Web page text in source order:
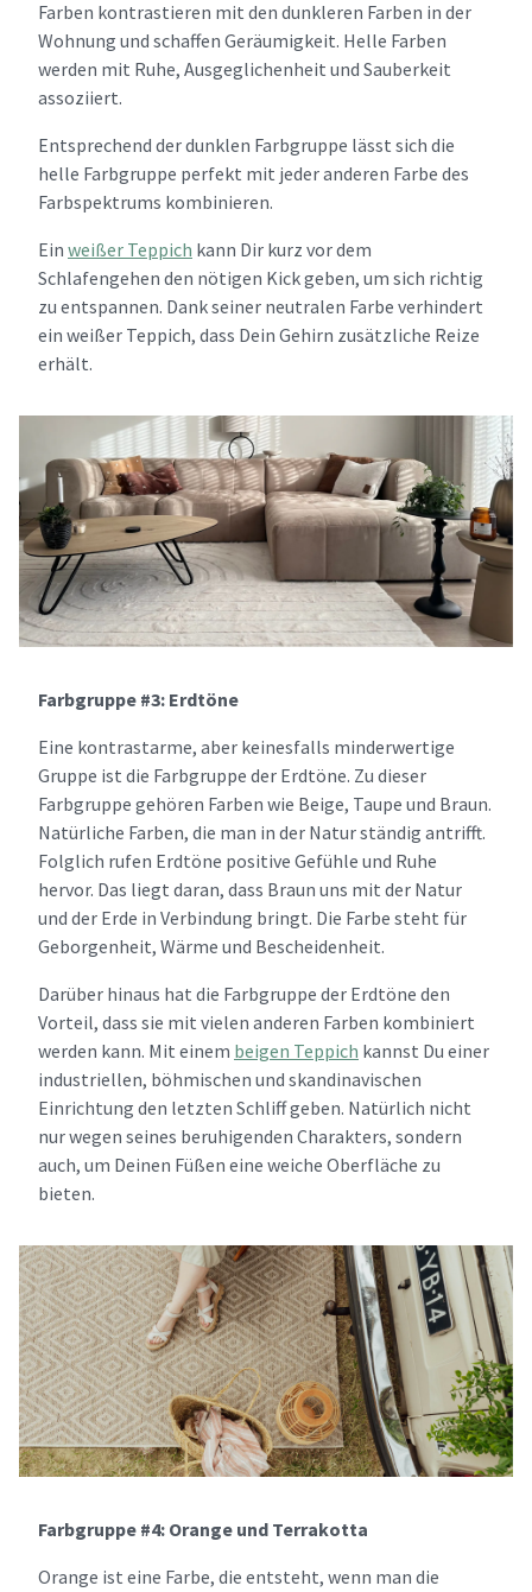
Farben kontrastieren mit den dunkleren Farben in der
Wohnung und schaffen Geräumigkeit. Helle Farben
werden mit Ruhe, Ausgeglichenheit und Sauberkeit
assoziiert.
Entsprechend der dunklen Farbgruppe lässt sich die
helle Farbgruppe perfekt mit jeder anderen Farbe des
Farbspektrums kombinieren.
Ein weißer Teppich kann Dir kurz vor dem
Schlafengehen den nötigen Kick geben, um sich richtig
zu entspannen. Dank seiner neutralen Farbe verhindert
ein weißer Teppich, dass Dein Gehirn zusätzliche Reize
erhält.
Farbgruppe #3: Erdtöne
Eine kontrastarme, aber keinesfalls minderwertige
Gruppe ist die Farbgruppe der Erdtöne. Zu dieser
Farbgruppe gehören Farben wie Beige, Taupe und Braun.
Natürliche Farben, die man in der Natur ständig antrifft.
Folglich rufen Erdtöne positive Gefühle und Ruhe
hervor. Das liegt daran, dass Braun uns mit der Natur
und der Erde in Verbindung bringt. Die Farbe steht für
Geborgenheit, Wärme und Bescheidenheit.
Darüber hinaus hat die Farbgruppe der Erdtöne den
Vorteil, dass sie mit vielen anderen Farben kombiniert
werden kann. Mit einem beigen Teppich kannst Du einer
industriellen, böhmischen und skandinavischen
Einrichtung den letzten Schliff geben. Natürlich nicht
nur wegen seines beruhigenden Charakters, sondern
auch, um Deinen Füßen eine weiche Oberfläche zu
bieten.
Farbgruppe #4: Orange und Terrakotta
Orange ist eine Farbe, die entsteht, wenn man die